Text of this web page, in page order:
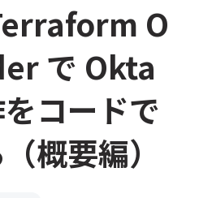
O
で Okta
コードで
概要編）